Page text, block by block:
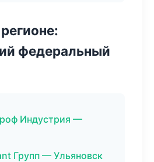
федеральный
Индустрия —
Групп — Ульяновск